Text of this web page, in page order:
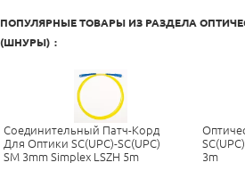
ПОПУЛЯРНЫЕ ТОВАРЫ ИЗ РАЗДЕЛА
(ШНУРЫ) :
Соединительный Патч-Корд
Для Оптики SC(UPC)-SC(UPC)
SM 3mm Simplex LSZH 5m
3m